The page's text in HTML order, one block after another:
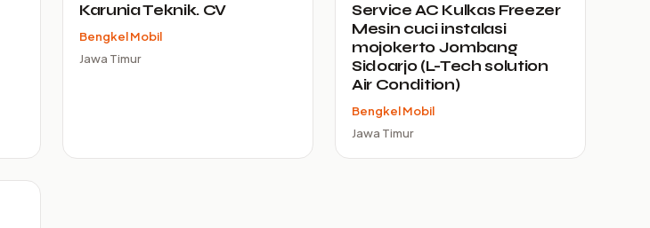
Karunia Teknik. CV
Bengkel Mobil
Jawa Timur
Service AC Kulkas Freezer
Mesin cuci instalasi
mojokerto Jombang
Sidoarjo (L-Tech solution
Air Condition)
Bengkel Mobil
Jawa Timur